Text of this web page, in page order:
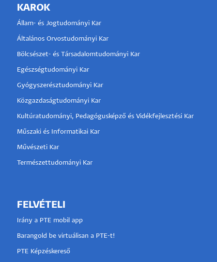
KAROK
Állam- és Jogtudományi Kar
Általános Orvostudományi Kar
Bölcsészet- és Társadalomtudományi Kar
Egészségtudományi Kar
Gyógyszerésztudományi Kar
Közgazdaságtudományi Kar
Kultúratudományi, Pedagógusképző és Vidékfejlesztési Kar
Műszaki és Informatikai Kar
Művészeti Kar
Természettudományi Kar
FELVÉTELI
Irány a PTE mobil app
Barangold be virtuálisan a PTE-t!
PTE Képzéskereső